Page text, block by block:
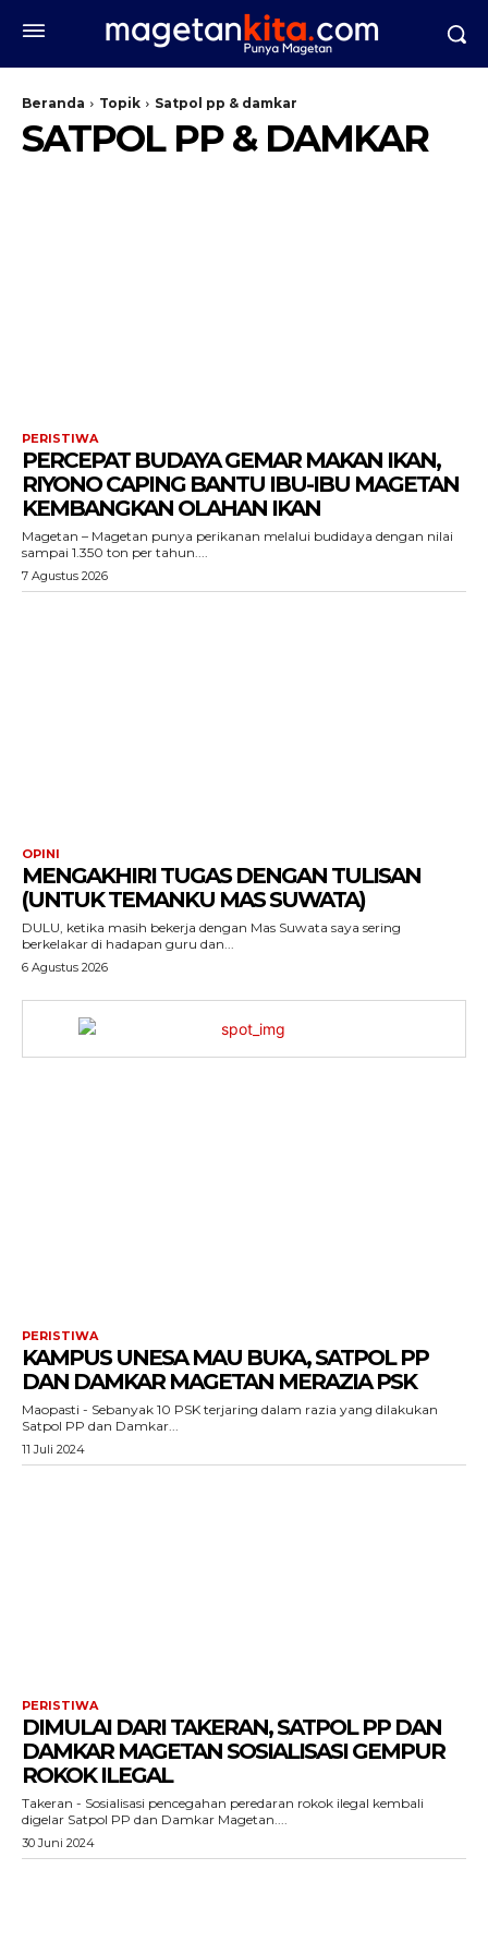
Beranda Topik Satpol pp & damkar
SATPOL PP & DAMKAR
PERISTIWA
PERCEPAT BUDAYA GEMAR MAKAN IKAN,
RIYONO CAPING BANTU IBU-IBU MAGETAN
KEMBANGKAN OLAHAN IKAN
Magetan – Magetan punya perikanan melalui budidaya dengan nilai
sampai 1.350 ton per tahun....
7 Agustus 2026
OPINI
MENGAKHIRI TUGAS DENGAN TULISAN
(UNTUK TEMANKU MAS SUWATA)
DULU, ketika masih bekerja dengan Mas Suwata saya sering
berkelakar di hadapan guru dan...
6 Agustus 2026
PERISTIWA
KAMPUS UNESA MAU BUKA, SATPOL PP
DAN DAMKAR MAGETAN MERAZIA PSK
Maopasti - Sebanyak 10 PSK terjaring dalam razia yang dilakukan
Satpol PP dan Damkar...
11 Juli 2024
PERISTIWA
DIMULAI DARI TAKERAN, SATPOL PP DAN
DAMKAR MAGETAN SOSIALISASI GEMPUR
ROKOK ILEGAL
Takeran - Sosialisasi pencegahan peredaran rokok ilegal kembali
digelar Satpol PP dan Damkar Magetan....
30 Juni 2024